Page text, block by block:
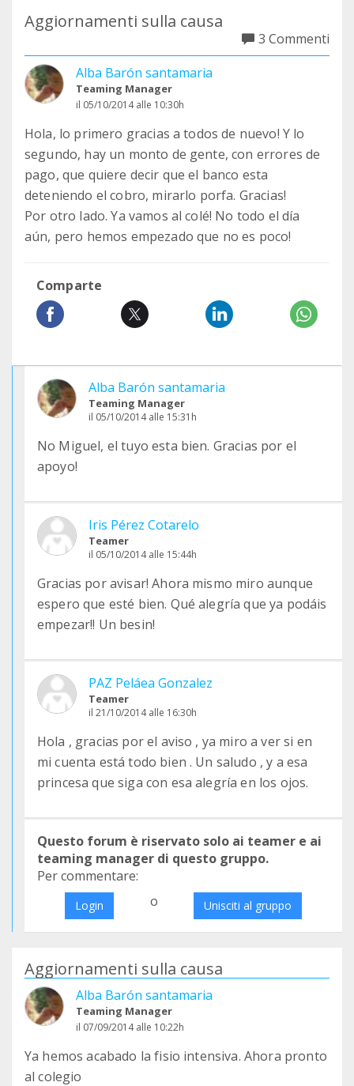
Aggiornamenti sulla causa
3 Commenti
Alba Barón santamaria
Teaming Manager
il 05/10/2014 alle 10:30h
Hola, lo primero gracias a todos de nuevo! Y lo
segundo, hay un monto de gente, con errores de
pago, que quiere decir que el banco esta
deteniendo el cobro, mirarlo porfa. Gracias!
Por otro lado. Ya vamos al colé! No todo el día
aún, pero hemos empezado que no es poco!
Comparte
Alba Barón santamaria
Teaming Manager
il 05/10/2014 alle 15:31h
No Miguel, el tuyo esta bien. Gracias por el
apoyo!
Iris Pérez Cotarelo
Teamer
il 05/10/2014 alle 15:44h
Gracias por avisar! Ahora mismo miro aunque
espero que esté bien. Qué alegría que ya podáis
empezar!! Un besin!
PAZ Peláea Gonzalez
Teamer
il 21/10/2014 alle 16:30h
Hola , gracias por el aviso , ya miro a ver si en
mi cuenta está todo bien . Un saludo , y a esa
princesa que siga con esa alegría en los ojos.
Questo forum è riservato solo ai teamer e ai
teaming manager di questo gruppo.
Per commentare:
Login o Unisciti al gruppo
Aggiornamenti sulla causa
Alba Barón santamaria
Teaming Manager
il 07/09/2014 alle 10:22h
Ya hemos acabado la fisio intensiva. Ahora pronto
al colegio